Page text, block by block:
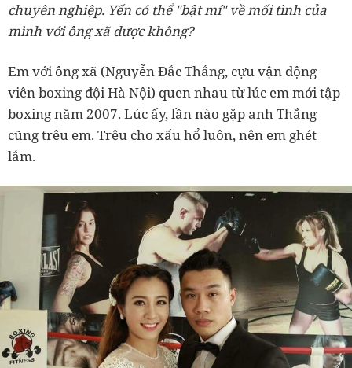
chuyên nghiệp. Yến có thể "bật mí" về mối tình của
mình với ông xã được không?
Em với ông xã (Nguyễn Đắc Thắng, cựu vận động
viên boxing đội Hà Nội) quen nhau từ lúc em mới tập
boxing năm 2007. Lúc ấy, lần nào gặp anh Thắng
cũng trêu em. Trêu cho xấu hổ luôn, nên em ghét
lắm.